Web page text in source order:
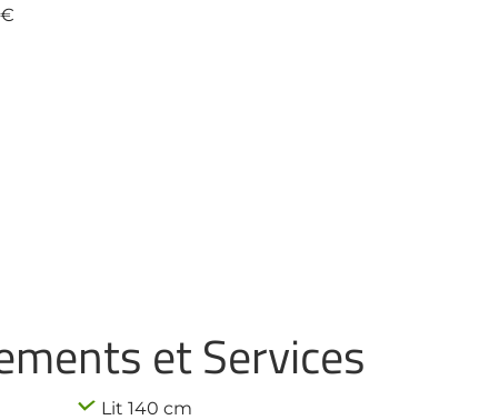
et Services
Lit 140 cm